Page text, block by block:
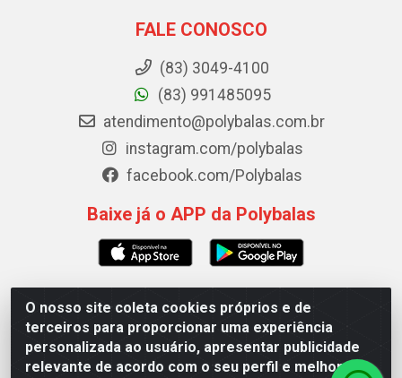
O nosso site coleta cookies próprios e de
terceiros para proporcionar uma experiência
personalizada ao usuário, apresentar publicidade
relevante de acordo com o seu perfil e melhorar a
FALE CONOSCO
(83) 3049-4100
(83) 991485095
atendimento@polybalas.com.br
instagram.com/polybalas
facebook.com/Polybalas
Baixe já o APP da Polybalas
Polybalas - Rua João Miguel de Souza, 173 Galpão B -
Ernesto Geisel, João Pessoa/PB - CEP 58.075-075 - CNPJ
00.909.327/0002-61